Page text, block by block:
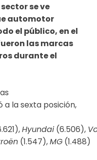
se ve
automotor
el público, en el
las marcas
durante el
a la sexta posición,
Hyundai (6.506),
(1.547),MG (1.488)